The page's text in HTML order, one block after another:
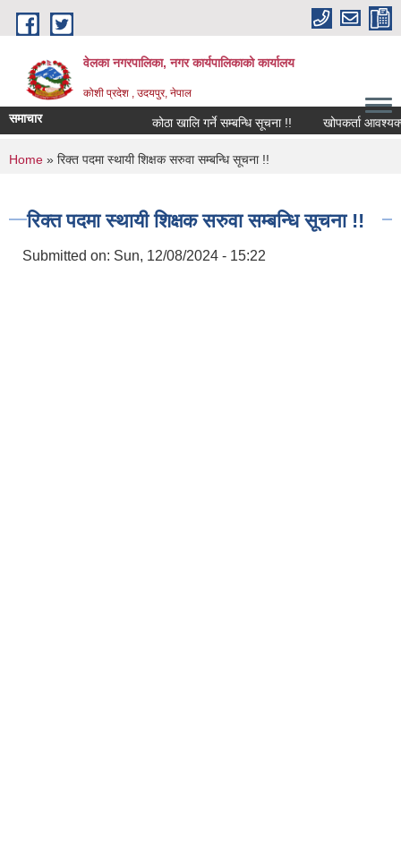
Skip to main content
वेलका नगरपालिका, नगर कार्यपालिकाको कार्यालय
कोशी प्रदेश , उदयपुर, नेपाल
समाचार कोठा खालि गर्ने सम्बन्धि सूचना !! खोपकर्ता आवश्यक्ता
You are here
Home » रिक्त पदमा स्थायी शिक्षक सरुवा सम्बन्धि सूचना !!
रिक्त पदमा स्थायी शिक्षक सरुवा सम्बन्धि सूचना !!
Submitted on: Sun, 12/08/2024 - 15:22